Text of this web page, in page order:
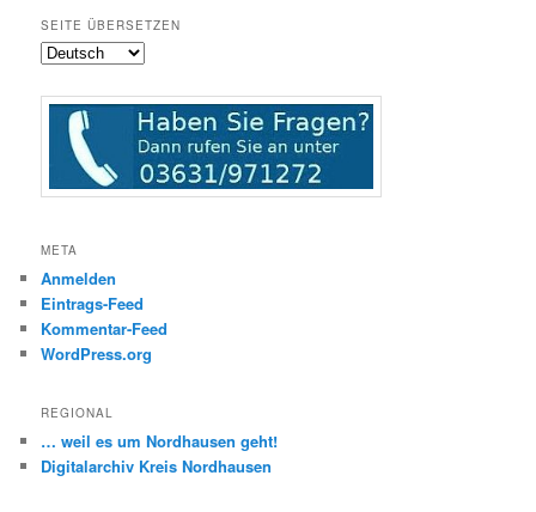
SEITE ÜBERSETZEN
META
Anmelden
Eintrags-Feed
Kommentar-Feed
WordPress.org
REGIONAL
… weil es um Nordhausen geht!
Digitalarchiv Kreis Nordhausen